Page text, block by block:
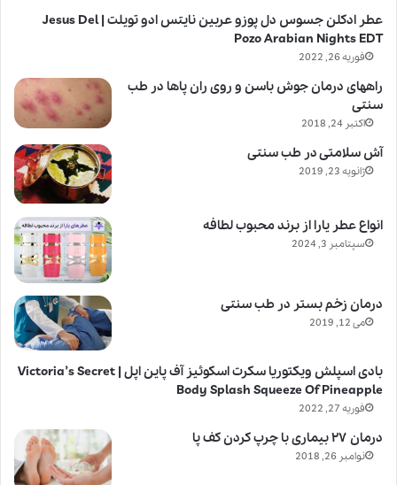
عطر ادکلن جسوس دل پوزو عربین نایتس ادو تویلت | Jesus Del
Pozo Arabian Nights EDT
فوریه 26, 2022
راههای درمان جوش باسن و روی ران پاها در طب
سنتی
اکتبر 24, 2018
آش سلامتی در طب سنتی
ژانویه 23, 2019
انواع عطر یارا از برند محبوب لطافه
سپتامبر 3, 2024
درمان زخم بستر در طب سنتی
می 12, 2019
بادی اسپلش ویکتوریا سکرت اسکوئیز آف پاین اپل | Victoria’s Secret
Body Splash Squeeze Of Pineapple
فوریه 27, 2022
درمان ۲۷ بیماری با چرپ کردن کف پا
نوامبر 26, 2018